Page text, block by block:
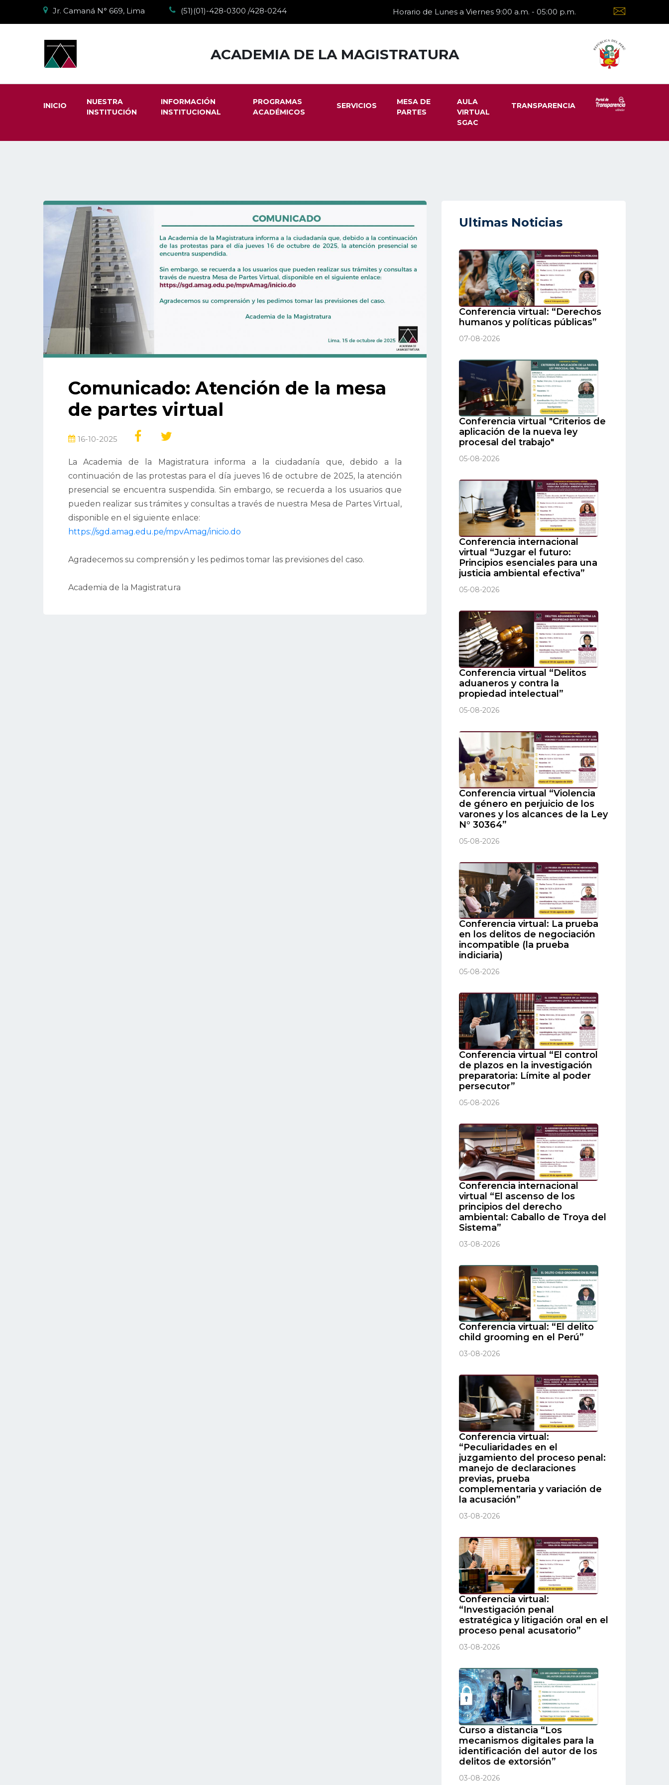
Jr. Camaná N° 669, Lima (51)(01)-428-0300 /428-0244 Horario de Lunes a Viernes 9:00 a.m. - 05:00 p.m.
ACADEMIA DE LA MAGISTRATURA
INICIO
NUESTRA
INSTITUCIÓN
INFORMACIÓN
INSTITUCIONAL
PROGRAMAS
ACADÉMICOS
SERVICIOS
MESA DE
PARTES
AULA
VIRTUAL
SGAC
TRANSPARENCIA
Comunicado: Atención de la mesa
de partes virtual
16-10-2025
La Academia de la Magistratura informa a la ciudadanía que, debido a la
continuación de las protestas para el día jueves 16 de octubre de 2025, la atención
presencial se encuentra suspendida. Sin embargo, se recuerda a los usuarios que
pueden realizar sus trámites y consultas a través de nuestra Mesa de Partes Virtual,
disponible en el siguiente enlace:
https://sgd.amag.edu.pe/mpvAmag/inicio.do
Agradecemos su comprensión y les pedimos tomar las previsiones del caso.
Academia de la Magistratura
Ultimas Noticias
Conferencia virtual: “Derechos
humanos y políticas públicas”
07-08-2026
Conferencia virtual "Criterios de
aplicación de la nueva ley
procesal del trabajo"
05-08-2026
Conferencia internacional
virtual “Juzgar el futuro:
Principios esenciales para una
justicia ambiental efectiva”
05-08-2026
Conferencia virtual “Delitos
aduaneros y contra la
propiedad intelectual”
05-08-2026
Conferencia virtual “Violencia
de género en perjuicio de los
varones y los alcances de la Ley
N° 30364”
05-08-2026
Conferencia virtual: La prueba
en los delitos de negociación
incompatible (la prueba
indiciaria)
05-08-2026
Conferencia virtual “El control
de plazos en la investigación
preparatoria: Límite al poder
persecutor”
05-08-2026
Conferencia internacional
virtual “El ascenso de los
principios del derecho
ambiental: Caballo de Troya del
Sistema”
03-08-2026
Conferencia virtual: “El delito
child grooming en el Perú”
03-08-2026
Conferencia virtual:
“Peculiaridades en el
juzgamiento del proceso penal:
manejo de declaraciones
previas, prueba
complementaria y variación de
la acusación”
03-08-2026
Conferencia virtual:
“Investigación penal
estratégica y litigación oral en el
proceso penal acusatorio”
03-08-2026
Curso a distancia “Los
mecanismos digitales para la
identificación del autor de los
delitos de extorsión”
03-08-2026